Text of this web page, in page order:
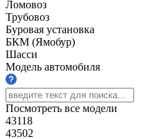
Ломовоз
Трубовоз
Буровая установка
БКМ (Ямобур)
Шасси
Модель автомобиля
Посмотреть все модели
43118
43502